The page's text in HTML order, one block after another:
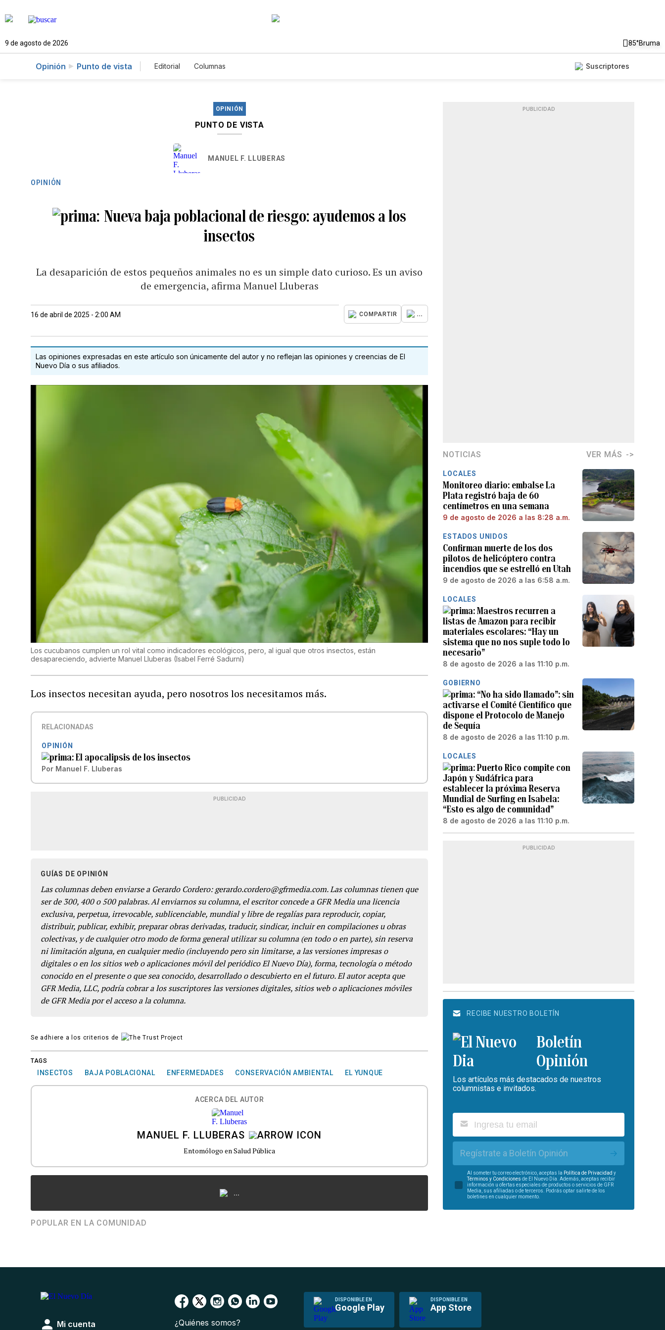
9 de agosto de 2026 85°Bruma
Opinión Punto de vista Editorial Columnas Suscriptores
OPINIÓN
PUNTO DE VISTA
MANUEL F. LLUBERAS
OPINIÓN
Nueva baja poblacional de riesgo: ayudemos a los
insectos
La desaparición de estos pequeños animales no es un simple dato curioso. Es un aviso
de emergencia, afirma Manuel Lluberas
16 de abril de 2025 - 2:00 AM COMPARTIR ...
Las opiniones expresadas en este artículo son únicamente del autor y no reflejan las opiniones y creencias de El
Nuevo Día o sus afiliados.
Los cucubanos cumplen un rol vital como indicadores ecológicos, pero, al igual que otros insectos, están
desapareciendo, advierte Manuel Lluberas (Isabel Ferré Sadurní)
Los insectos necesitan ayuda, pero nosotros los necesitamos más.
RELACIONADAS
OPINIÓN
El apocalipsis de los insectos
Por Manuel F. Lluberas
PUBLICIDAD
GUÍAS DE OPINIÓN
Las columnas deben enviarse a Gerardo Cordero: gerardo.cordero@gfrmedia.com. Las columnas tienen que
ser de 300, 400 o 500 palabras. Al enviarnos su columna, el escritor concede a GFR Media una licencia
exclusiva, perpetua, irrevocable, sublicenciable, mundial y libre de regalías para reproducir, copiar,
distribuir, publicar, exhibir, preparar obras derivadas, traducir, sindicar, incluir en compilaciones u obras
colectivas, y de cualquier otro modo de forma general utilizar su columna (en todo o en parte), sin reserva
ni limitación alguna, en cualquier medio (incluyendo pero sin limitarse, a las versiones impresas o
digitales o en los sitios web o aplicaciones móvil del periódico El Nuevo Día), forma, tecnología o método
conocido en el presente o que sea conocido, desarrollado o descubierto en el futuro. El autor acepta que
GFR Media, LLC, podría cobrar a los suscriptores las versiones digitales, sitios web o aplicaciones móviles
de GFR Media por el acceso a la columna.
Se adhiere a los criterios de
TAGS
INSECTOS BAJA POBLACIONAL ENFERMEDADES CONSERVACIÓN AMBIENTAL EL YUNQUE
ACERCA DEL AUTOR
MANUEL F. LLUBERAS
Entomólogo en Salud Pública
...
POPULAR EN LA COMUNIDAD
PUBLICIDAD
NOTICIAS VER MÁS
LOCALES
Monitoreo diario: embalse La
Plata registró baja de 60
centímetros en una semana
9 de agosto de 2026 a las 8:28 a.m.
ESTADOS UNIDOS
Confirman muerte de los dos
pilotos de helicóptero contra
incendios que se estrelló en Utah
9 de agosto de 2026 a las 6:58 a.m.
LOCALES
Maestros recurren a
listas de Amazon para recibir
materiales escolares: “Hay un
sistema que no nos suple todo lo
necesario”
8 de agosto de 2026 a las 11:10 p.m.
GOBIERNO
“No ha sido llamado”: sin
activarse el Comité Científico que
dispone el Protocolo de Manejo
de Sequía
8 de agosto de 2026 a las 11:10 p.m.
LOCALES
Puerto Rico compite con
Japón y Sudáfrica para
establecer la próxima Reserva
Mundial de Surfing en Isabela:
“Esto es algo de comunidad”
8 de agosto de 2026 a las 11:10 p.m.
PUBLICIDAD
RECIBE NUESTRO BOLETÍN
Boletín
Opinión
Los artículos más destacados de nuestros
columnistas e invitados.
Regístrate a Boletín Opinión
Al someter tu correo electrónico, aceptas la Política de Privacidad y
Términos y Condiciones de El Nuevo Día. Además, aceptas recibir
información u ofertas especiales de productos o servicios de GFR
Media, sus afiliadas o de terceros. Podrás optar salirte de los
boletines en cualquier momento.
DISPONIBLE EN
Google Play
DISPONIBLE EN
App Store
Mi cuenta
¿Quiénes somos?